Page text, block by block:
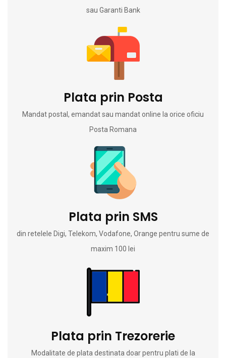
sau Garanti Bank
Plata prin Posta
Mandat postal, emandat sau mandat online la orice oficiu
Posta Romana
Plata prin SMS
din retelele Digi, Telekom, Vodafone, Orange pentru sume de
maxim 100 lei
Plata prin Trezorerie
Modalitate de plata destinata doar pentru plati de la